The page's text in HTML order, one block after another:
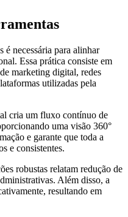
é necessária para alinhar
Essa prática consiste em
marketing digital, redes
utilizadas pela
cria um fluxo contínuo de
uma visão 360°
e garante que toda a
e consistentes.
robustas relatam redução de
Além disso, a
resultando em